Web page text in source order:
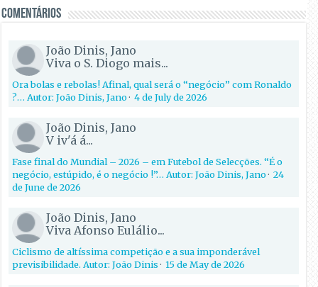
Comentários
João Dinis, Jano
Viva o S. Diogo mais...
Ora bolas e rebolas! Afinal, qual será o “negócio” com Ronaldo
?… Autor: João Dinis, Jano·4 de July de 2026
João Dinis, Jano
V iv'á á...
Fase final do Mundial – 2026 – em Futebol de Selecções. “É o
negócio, estúpido, é o negócio !”… Autor: João Dinis, Jano·24
de June de 2026
João Dinis, Jano
Viva Afonso Eulálio...
Ciclismo de altíssima competição e a sua imponderável
previsibilidade. Autor: João Dinis·15 de May de 2026